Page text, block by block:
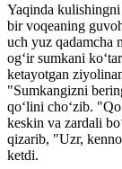
Yaqinda
bir voqeaning
uch yuz qadamcha
og‘ir sumkani
ketayotgan
"Sumkangizni
qo‘lini cho‘zib.
keskin va zardali
qizarib, "Uzr,
ketdi.